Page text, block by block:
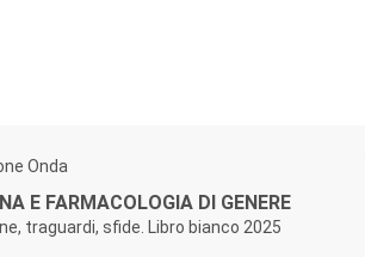
Onda
E FARMACOLOGIA DI GENERE
traguardi, sfide. Libro bianco 2025